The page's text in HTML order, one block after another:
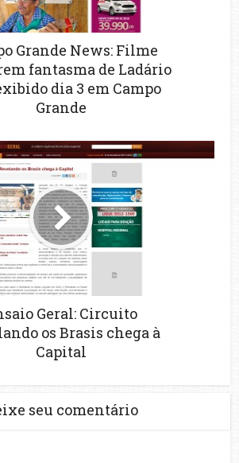
Grande News: Filme
fantasma de Ladário
dia 3 em Campo
Grande
Geral: Circuito
os Brasis chega à
Capital
seu comentário